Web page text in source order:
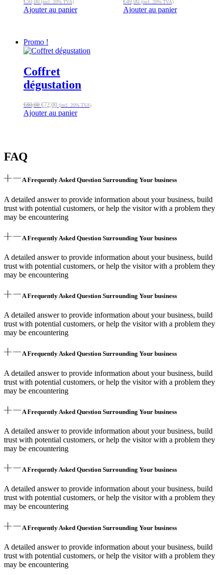
€50,00 (incl. 20% TVA)
Ajouter au panier
€49,00 (incl. 20% TVA)
Ajouter au panier
Promo !
Coffret
dégustation
€80,00 Le
prix
initial
€72,00Le
prix
actuel
(incl. 20% TVA)
Ajouter au panier
FAQ
A Frequently Asked Question Surrounding Your business
A detailed answer to provide information about your business, build
trust with potential customers, or help the visitor with a problem they
may be encountering
A Frequently Asked Question Surrounding Your business
A detailed answer to provide information about your business, build
trust with potential customers, or help the visitor with a problem they
may be encountering
A Frequently Asked Question Surrounding Your business
A detailed answer to provide information about your business, build
trust with potential customers, or help the visitor with a problem they
may be encountering
A Frequently Asked Question Surrounding Your business
A detailed answer to provide information about your business, build
trust with potential customers, or help the visitor with a problem they
may be encountering
A Frequently Asked Question Surrounding Your business
A detailed answer to provide information about your business, build
trust with potential customers, or help the visitor with a problem they
may be encountering
A Frequently Asked Question Surrounding Your business
A detailed answer to provide information about your business, build
trust with potential customers, or help the visitor with a problem they
may be encountering
A Frequently Asked Question Surrounding Your business
A detailed answer to provide information about your business, build
trust with potential customers, or help the visitor with a problem they
may be encountering